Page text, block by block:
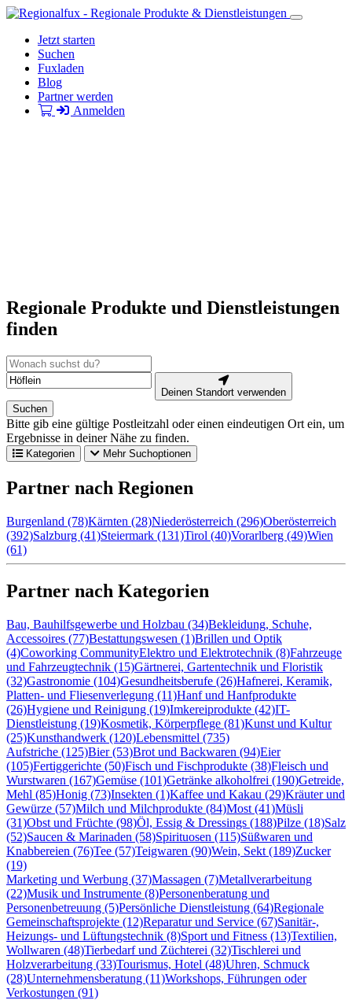
Jetzt starten
Suchen
Fuxladen
Blog
Partner werden
Anmelden
Regionale Produkte und Dienstleistungen
finden
Deinen Standort verwenden
Suchen
Bitte gib eine gültige Postleitzahl oder einen eindeutigen Ort ein, um
Ergebnisse in deiner Nähe zu finden.
Kategorien Mehr Suchoptionen
Partner nach Regionen
Burgenland (78)Kärnten (28)Niederösterreich (296)Oberösterreich
(392)Salzburg (41)Steiermark (131)Tirol (40)Vorarlberg (49)Wien
(61)
Partner nach Kategorien
Bau, Bauhilfsgewerbe und Holzbau (34)Bekleidung, Schuhe,
Accessoires (77)Bestattungswesen (1)Brillen und Optik
(4)Coworking CommunityElektro und Elektrotechnik (8)Fahrzeuge
und Fahrzeugtechnik (15)Gärtnerei, Gartentechnik und Floristik
(32)Gastronomie (104)Gesundheitsberufe (26)Hafnerei, Keramik,
Platten- und Fliesenverlegung (11)Hanf und Hanfprodukte
(26)Hygiene und Reinigung (19)Imkereiprodukte (42)IT-
Dienstleistung (19)Kosmetik, Körperpflege (81)Kunst und Kultur
(25)Kunsthandwerk (120)Lebensmittel (735)
Aufstriche (125)Bier (53)Brot und Backwaren (94)Eier
(105)Fertiggerichte (50)Fisch und Fischprodukte (38)Fleisch und
Wurstwaren (167)Gemüse (101)Getränke alkoholfrei (190)Getreide,
Mehl (85)Honig (73)Insekten (1)Kaffee und Kakau (29)Kräuter und
Gewürze (57)Milch und Milchprodukte (84)Most (41)Müsli
(31)Obst und Früchte (98)Öl, Essig & Dressings (188)Pilze (18)Salz
(52)Saucen & Marinaden (58)Spirituosen (115)Süßwaren und
Knabbereien (76)Tee (57)Teigwaren (90)Wein, Sekt (189)Zucker
(19)
Marketing und Werbung (37)Massagen (7)Metallverarbeitung
(22)Musik und Instrumente (8)Personenberatung und
Personenbetreuung (5)Persönliche Dienstleistung (64)Regionale
Gemeinschaftsprojekte (12)Reparatur und Service (67)Sanitär-,
Heizungs- und Lüftungstechnik (8)Sport und Fitness (13)Textilien,
Wollwaren (48)Tierbedarf und Züchterei (32)Tischlerei und
Holzverarbeitung (33)Tourismus, Hotel (48)Uhren, Schmuck
(28)Unternehmensberatung (11)Workshops, Führungen oder
Verkostungen (91)